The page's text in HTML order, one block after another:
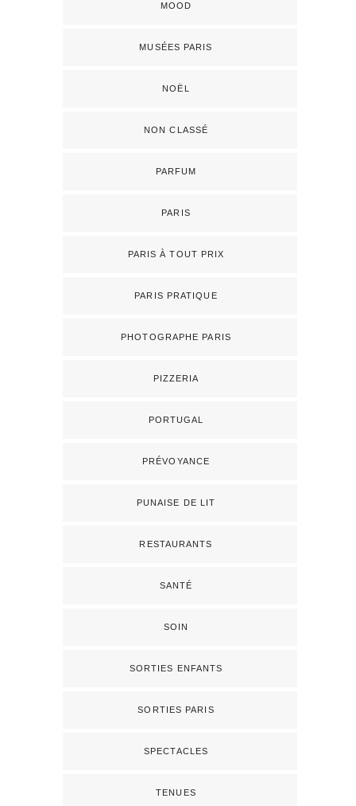
MOOD
MUSÉES PARIS
NOËL
NON CLASSÉ
PARFUM
PARIS
PARIS À TOUT PRIX
PARIS PRATIQUE
PHOTOGRAPHE PARIS
PIZZERIA
PORTUGAL
PRÉVOYANCE
PUNAISE DE LIT
RESTAURANTS
SANTÉ
SOIN
SORTIES ENFANTS
SORTIES PARIS
SPECTACLES
TENUES